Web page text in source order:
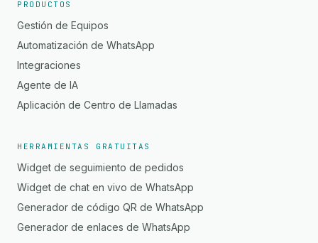
PRODUCTOS
Gestión de Equipos
Automatización de WhatsApp
Integraciones
Agente de IA
Aplicación de Centro de Llamadas
HERRAMIENTAS GRATUITAS
Widget de seguimiento de pedidos
Widget de chat en vivo de WhatsApp
Generador de código QR de WhatsApp
Generador de enlaces de WhatsApp